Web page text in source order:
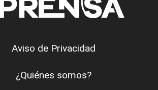
Aviso de Privacidad
¿Quiénes somos?